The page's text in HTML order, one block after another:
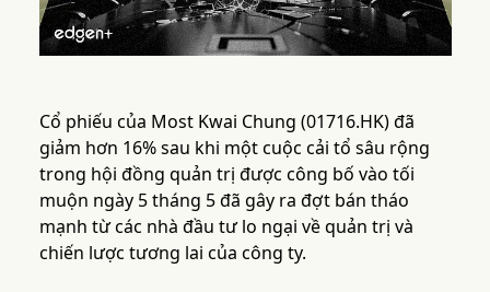
Cổ phiếu của Most Kwai Chung (01716.HK) đã
giảm hơn 16% sau khi một cuộc cải tổ sâu rộng
trong hội đồng quản trị được công bố vào tối
muộn ngày 5 tháng 5 đã gây ra đợt bán tháo
mạnh từ các nhà đầu tư lo ngại về quản trị và
chiến lược tương lai của công ty.